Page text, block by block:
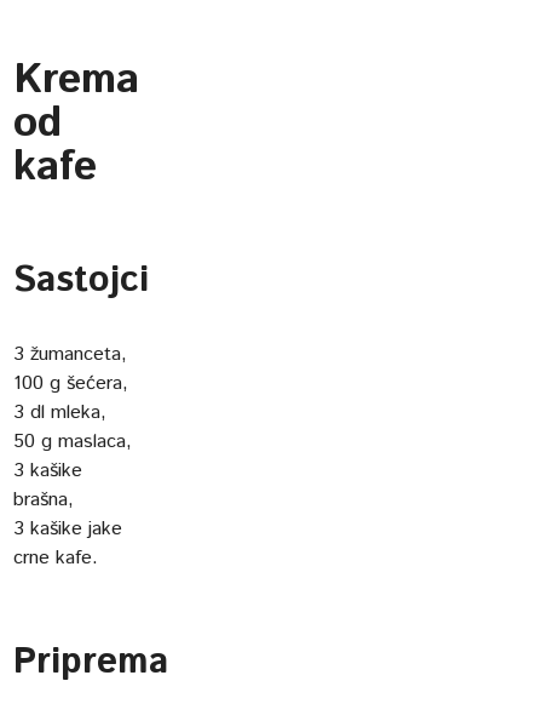
Krema
od
kafe
Sastojci
3 žumanceta,
100 g šećera,
3 dl mleka,
50 g maslaca,
3 kašike
brašna,
3 kašike jake
crne kafe.
Priprema